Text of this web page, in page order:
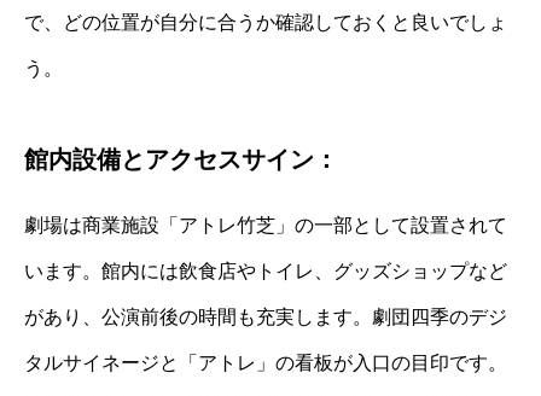
で、どの位置が自分に合うか確認しておくと良いでしょ
う。
館内設備とアクセスサイン：
劇場は商業施設「アトレ竹芝」の一部として設置されて
います。館内には飲食店やトイレ、グッズショップなど
があり、公演前後の時間も充実します。劇団四季のデジ
タルサイネージと「アトレ」の看板が入口の目印です。